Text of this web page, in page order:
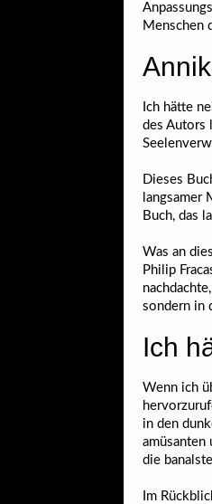
Menschen
Ich hätte
des Autors
Dieses
langsamer
Buch, das
Was an
Philip
sondern in
Ich
Wenn ich
in den
amüsanten
die
Im